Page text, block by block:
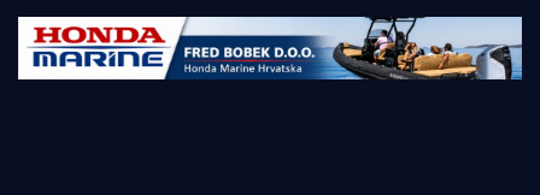
Početna